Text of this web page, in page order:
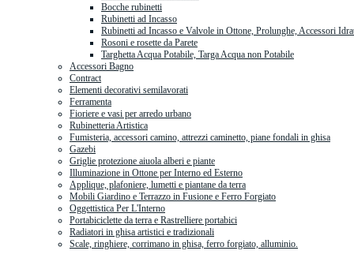
Bocche rubinetti
Rubinetti ad Incasso
Rubinetti ad Incasso e Valvole in Ottone, Prolunghe, Accessori
Rosoni e rosette da Parete
Targhetta Acqua Potabile, Targa Acqua non Potabile
Accessori Bagno
Contract
Elementi decorativi semilavorati
Ferramenta
Fioriere e vasi per arredo urbano
Rubinetteria Artistica
Fumisteria, accessori camino, attrezzi caminetto, piane fondali in ghisa
Gazebi
Griglie protezione aiuola alberi e piante
Illuminazione in Ottone per Interno ed Esterno
Applique, plafoniere, lumetti e piantane da terra
Mobili Giardino e Terrazzo in Fusione e Ferro Forgiato
Oggettistica Per L'Interno
Portabiciclette da terra e Rastrelliere portabici
Radiatori in ghisa artistici e tradizionali
Scale, ringhiere, corrimano in ghisa, ferro forgiato, alluminio.